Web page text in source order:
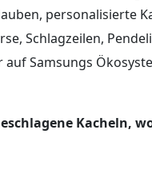
personalisierte
Schlagzeilen,
Samsungs
Kacheln,